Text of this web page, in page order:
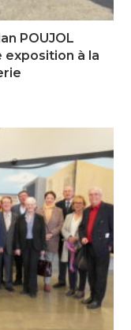
POUJOL
exposition à la